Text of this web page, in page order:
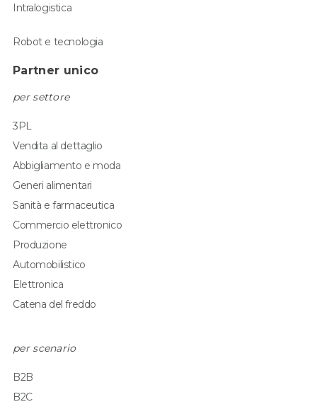
Intralogistica
Robot e tecnologia
Partner unico
per settore
3PL
Vendita al dettaglio
Abbigliamento e moda
Generi alimentari
Sanità e farmaceutica
Commercio elettronico
Produzione
Automobilistico
Elettronica
Catena del freddo
per scenario
B2B
B2C